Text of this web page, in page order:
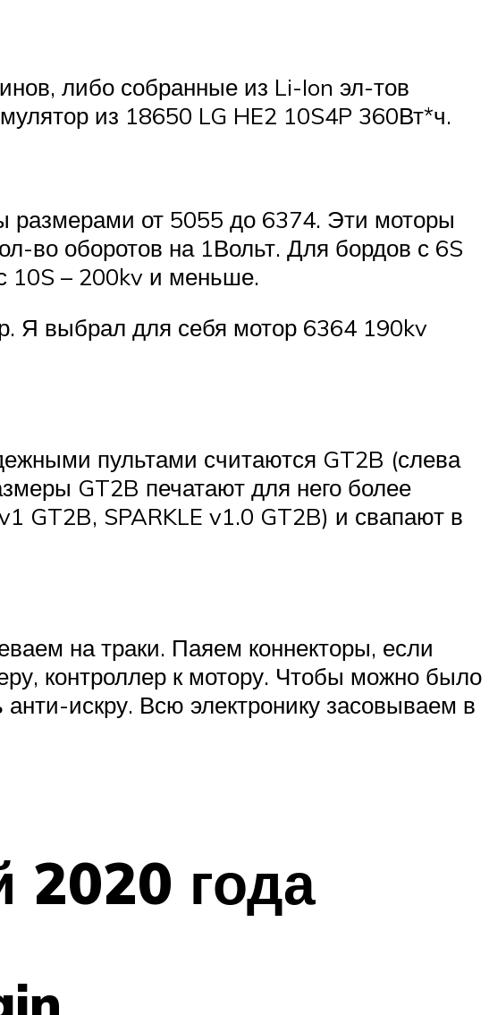
либо собранные из Li-Ion эл-тов
из 18650 LG HE2 10S4P 360Вт*ч.
размерами от 5055 до 6374. Эти моторы
во оборотов на 1Вольт. Для бордов с 6S
10S – 200kv и меньше.
Я выбрал для себя мотор 6364 190kv
пультами считаются GT2B (слева
GT2B печатают для него более
GT2B, SPARKLE v1.0 GT2B) и свапают в
на траки. Паяем коннекторы, если
контроллер к мотору. Чтобы можно было
искру. Всю электронику засовываем в
2020 года